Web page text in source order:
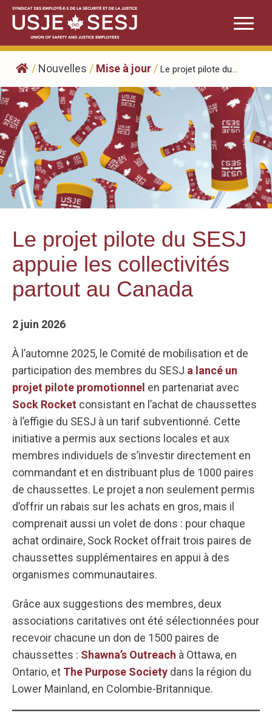
Skip
content
/ Nouvelles / Mise à jour / Le projet pilote du...
Le projet pilote du SESJ
appuie les collectivités
partout au Canada
2 juin 2026
À l’automne 2025, le Comité de mobilisation et de
participation des membres du SESJ a lancé un
projet pilote promotionnel en partenariat avec
Sock Rocket consistant en l’achat de chaussettes
à l’effigie du SESJ à un tarif subventionné. Cette
initiative a permis aux sections locales et aux
membres individuels de s’investir directement en
commandant et en distribuant plus de 1000 paires
de chaussettes. Le projet a non seulement permis
d’offrir un rabais sur les achats en gros, mais il
comprenait aussi un volet de dons : pour chaque
achat ordinaire, Sock Rocket offrait trois paires de
chaussettes supplémentaires en appui à des
organismes communautaires.
Grâce aux suggestions des membres, deux
associations caritatives ont été sélectionnées pour
recevoir chacune un don de 1500 paires de
chaussettes : Shawna’s Outreach à Ottawa, en
Ontario, et The Purpose Society dans la région du
Lower Mainland, en Colombie-Britannique.